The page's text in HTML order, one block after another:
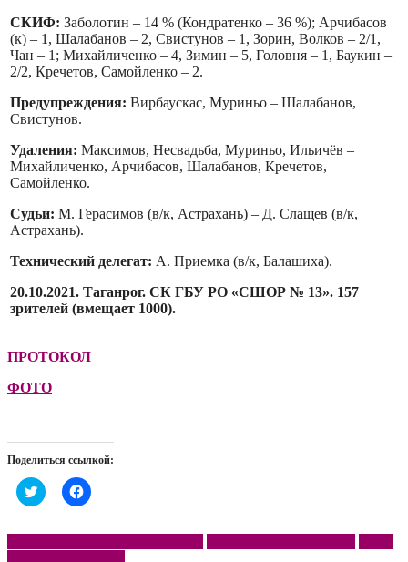
СКИФ: Заболотин – 14 % (Кондратенко – 36 %); Арчибасов
(к) – 1, Шалабанов – 2, Свистунов – 1, Зорин, Волков – 2/1,
Чан – 1; Михайличенко – 4, Зимин – 5, Головня – 1, Баукин –
2/2, Кречетов, Самойленко – 2.
Предупреждения: Вирбаускас, Муриньо – Шалабанов,
Свистунов.
Удаления: Максимов, Несвадьба, Муриньо, Ильичёв –
Михайличенко, Арчибасов, Шалабанов, Кречетов,
Самойленко.
Судьи: М. Герасимов (в/к, Астрахань) – Д. Слащев (в/к,
Астрахань).
Технический делегат: А. Приемка (в/к, Балашиха).
20.10.2021. Таганрог. СК ГБУ РО «СШОР № 13». 157
зрителей (вмещает 1000).
ПРОТОКОЛ
ФОТО
Поделиться ссылкой:
Нажмите,
чтобы
Twitter
(Открывается
Нажмите,
чтобы
Facebook
(Открывается